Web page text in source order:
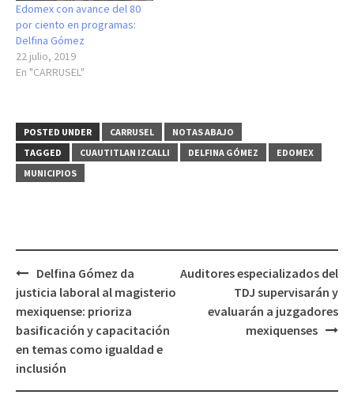
Edomex con avance del 80
por ciento en programas:
Delfina Gómez
22 julio, 2019
En "CARRUSEL"
POSTED UNDER CARRUSEL
NOTAS ABAJO
TAGGED
CUAUTITLAN IZCALLI DELFINA GÓMEZ
EDOMEX
MUNICIPIOS
Post
navigation
Delfina Gómez da
justicia laboral al magisterio
mexiquense: prioriza
basificación y capacitación
en temas como igualdad e
inclusión
Auditores especializados del
TDJ supervisarán y
evaluarán a juzgadores
mexiquenses